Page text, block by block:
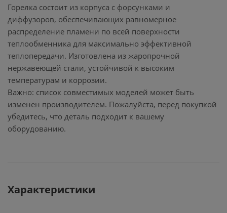
Горелка состоит из корпуса с форсунками и
диффузоров, обеспечивающих равномерное
распределение пламени по всей поверхности
теплообменника для максимально эффективной
теплопередачи. Изготовлена из жаропрочной
нержавеющей стали, устойчивой к высоким
температурам и коррозии.
Важно: список совместимых моделей может быть
изменен производителем. Пожалуйста, перед покупкой
убедитесь, что деталь подходит к вашему
оборудованию.
Характеристики